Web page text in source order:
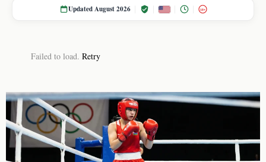
Updated August 2026 18+
Failed to load. Retry